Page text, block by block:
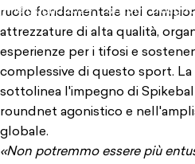
18 giugno 2024 diRuth
ruolo fondamentale nel
attrezzature di alta qualità,
esperienze per i tifosi e
complessive di questo sport. La
sottolinea l'impegno di
roundnet agonistico e
globale.
«Non potremmo essere più